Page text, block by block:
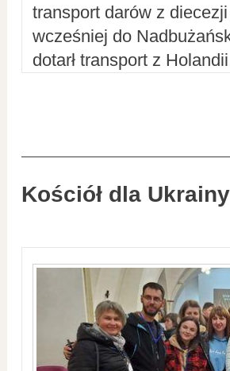
transport darów z
wcześniej do
dotarł transport z
Kościół dla